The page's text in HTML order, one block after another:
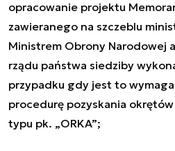
opracowanie projektu
zawieranego na szczeblu
Ministrem Obrony Narodowej
rządu państwa siedziby
przypadku gdy jest to
procedurę pozyskania
typu pk. „ORKA”;